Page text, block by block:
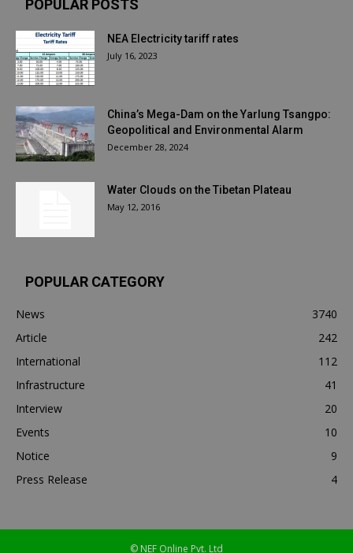
POPULAR POSTS
NEA Electricity tariff rates
July 16, 2023
China’s Mega-Dam on the Yarlung Tsangpo:
Geopolitical and Environmental Alarm
December 28, 2024
Water Clouds on the Tibetan Plateau
May 12, 2016
POPULAR CATEGORY
News
3740
Article
242
International
112
Infrastructure
41
Interview
20
Events
10
Notice
9
Press Release
4
© NEF Online Pvt. Ltd